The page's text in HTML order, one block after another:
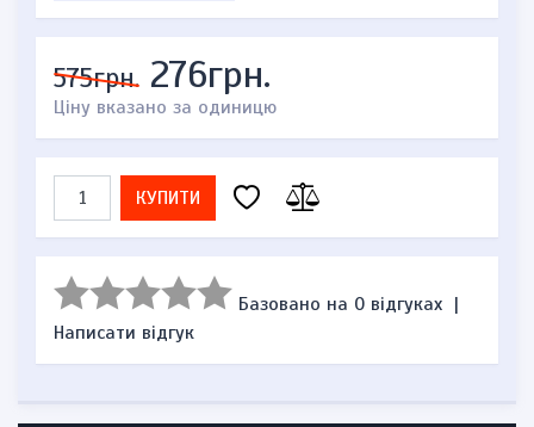
575грн. 276грн.
Ціну вказано за одиницю
КУПИТИ
Базовано на 0 відгуках |
Написати відгук